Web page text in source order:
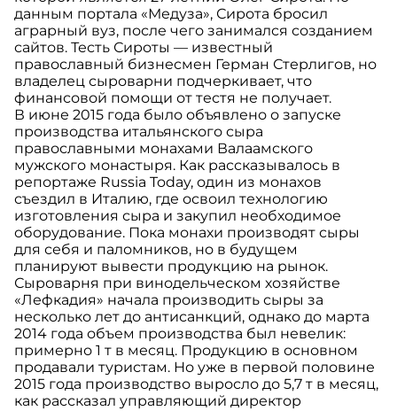
данным портала «Медуза», Сирота бросил
аграрный вуз, после чего занимался созданием
сайтов. Тесть Сироты — известный
православный бизнесмен Герман Стерлигов, но
владелец сыроварни подчеркивает, что
финансовой помощи от тестя не получает.
В июне 2015 года было объявлено о запуске
производства итальянского сыра
православными монахами Валаамского
мужского монастыря. Как рассказывалось в
репортаже Russia Today, один из монахов
съездил в Италию, где освоил технологию
изготовления сыра и закупил необходимое
оборудование. Пока монахи производят сыры
для себя и паломников, но в будущем
планируют вывести продукцию на рынок.
Сыроварня при винодельческом хозяйстве
«Лефкадия» начала производить сыры за
несколько лет до антисанкций, однако до марта
2014 года объем производства был невелик:
примерно 1 т в месяц. Продукцию в основном
продавали туристам. Но уже в первой половине
2015 года производство выросло до 5,7 т в месяц,
как рассказал управляющий директор